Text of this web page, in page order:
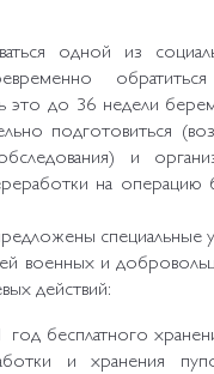
одной из
это до 36 недели
подготовиться
и
на операцию
специальные
военных и
действий:
год бесплатного
и хранения